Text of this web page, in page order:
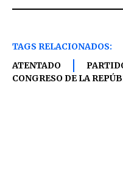
TAGS RELACIONADOS:
ATENTADO
CONGRESO DE LA